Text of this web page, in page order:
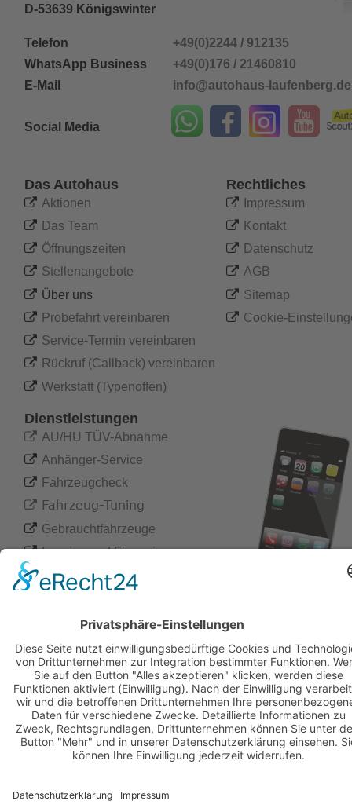
D-53639 Königswinter
Telefon
+49(0)2244 / 912135
WhatsApp Business
+49(0)176 / 21460810
E-Mail
info@autohaus-laufenberg.de
Social Media
Das Autohaus
 Aktionen
 Das Team
 Öffnungszeiten
 Stellenangebote
 Über uns
 Probefahrt vereinbaren
 Service-Termin vereinbaren
 Rückruf (Callback) vereinbaren
 Werkstatt (Typenoffen)
Dienstleistungen
 AU/HU TÜV-Abnahme
 Anhänger-Service
 Fahrzeugcheck
 Fahrzeug-Tuning
 Gebrauchtfahrzeuge
 Leasing und Finanzierung
 Marderabwehr
Originalteile
 Chip- Tuning
 Unfallschaden-Beseitigung
 Wohnmobil-Service
 Zubehör
Rechtliches
 Impressum
 Kontakt
 Datenschutz
 AGB
 Sitemap
 Cookie-